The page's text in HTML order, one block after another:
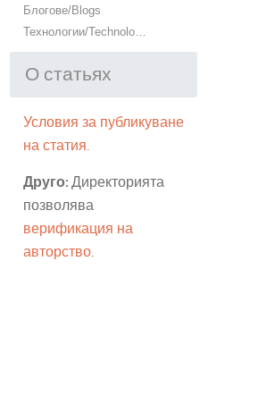
Блогове/Blogs
Технологии/Technology
О статьях
Условия за публикуване
на статия.
Друго: Директорията
позволява
верификация на
авторство.